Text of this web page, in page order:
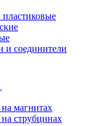
и соединители
магнитах
струбцинах